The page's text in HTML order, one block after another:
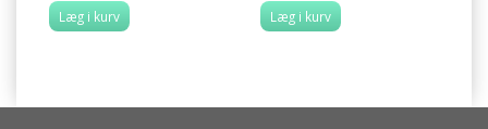
Læg i kurv Læg i kurv